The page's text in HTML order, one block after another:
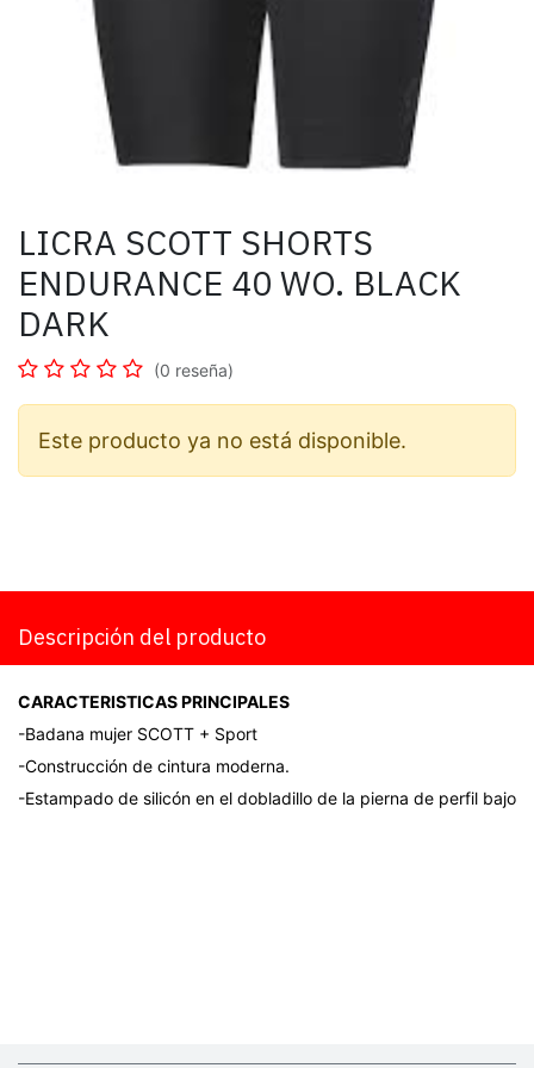
LICRA SCOTT SHORTS
ENDURANCE 40 WO. BLACK
DARK
(0 reseña)
Este producto ya no está disponible.
Descripción del producto
CARACTERISTICAS PRINCIPALES
-Badana mujer SCOTT + Sport
-Construcción de cintura moderna.
-Estampado de silicón en el dobladillo de la pierna de perfil bajo